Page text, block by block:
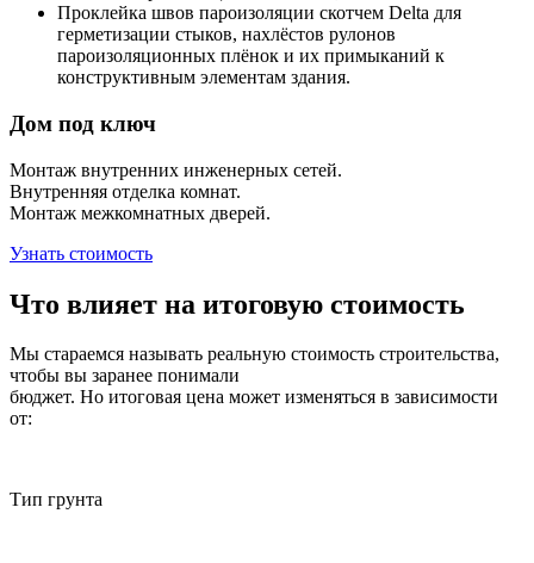
Проклейка швов пароизоляции скотчем Delta для
герметизации стыков, нахлёстов рулонов
пароизоляционных плёнок и их примыканий к
конструктивным элементам здания.
Дом под ключ
Монтаж внутренних инженерных сетей.
Внутренняя отделка комнат.
Монтаж межкомнатных дверей.
Узнать стоимость
Что влияет на итоговую стоимость
Мы стараемся называть реальную стоимость строительства,
чтобы вы заранее понимали
бюджет. Но итоговая цена может изменяться в зависимости
от:
Тип грунта